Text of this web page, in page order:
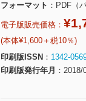
フォーマット
PDF（
電子版販売価格：
(本体¥1,600＋税10％)
印刷版ISSN
1342-
印刷版発行年月
2018/